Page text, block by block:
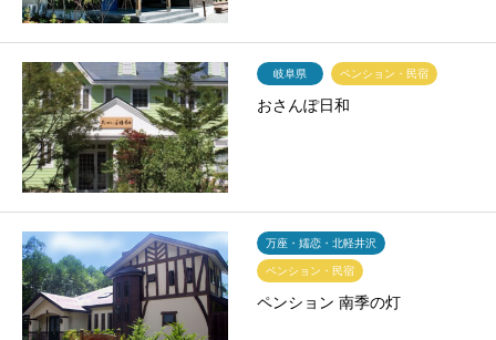
岐阜県 ペンション・民宿
おさんぽ日和
万座・嬬恋・北軽井沢
ペンション・民宿
ペンション 南季の灯